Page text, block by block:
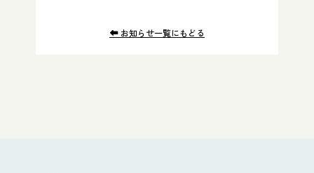
お知らせ一覧にもどる